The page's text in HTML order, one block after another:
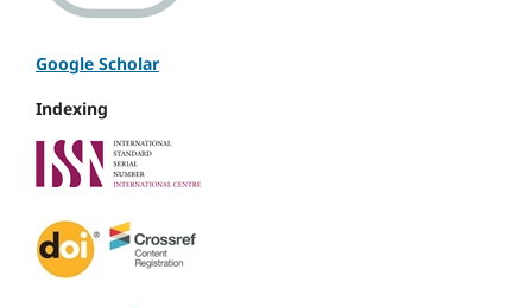
Google Scholar
Indexing